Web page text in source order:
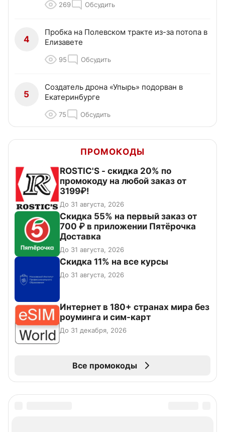
269 Обсудить
4
Пробка на Полевском тракте из-за потопа в
Елизавете
95 Обсудить
5
Создатель дрона «Упырь» подорван в
Екатеринбурге
75 Обсудить
ПРОМОКОДЫ
ROSTIC'S - скидка 20% по
промокоду на любой заказ от
3199₽!
До 31 августа, 2026
Скидка 55% на первый заказ от
700 ₽ в приложении Пятёрочка
Доставка
До 31 августа, 2026
Скидка 11% на все курсы
До 31 августа, 2026
Интернет в 180+ странах мира без
роуминга и сим-карт
До 31 декабря, 2026
Все промокоды